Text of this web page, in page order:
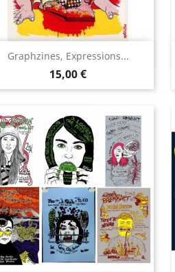
Graphzines, Expressions...
Prix
15,00 €
Aperçu rapide